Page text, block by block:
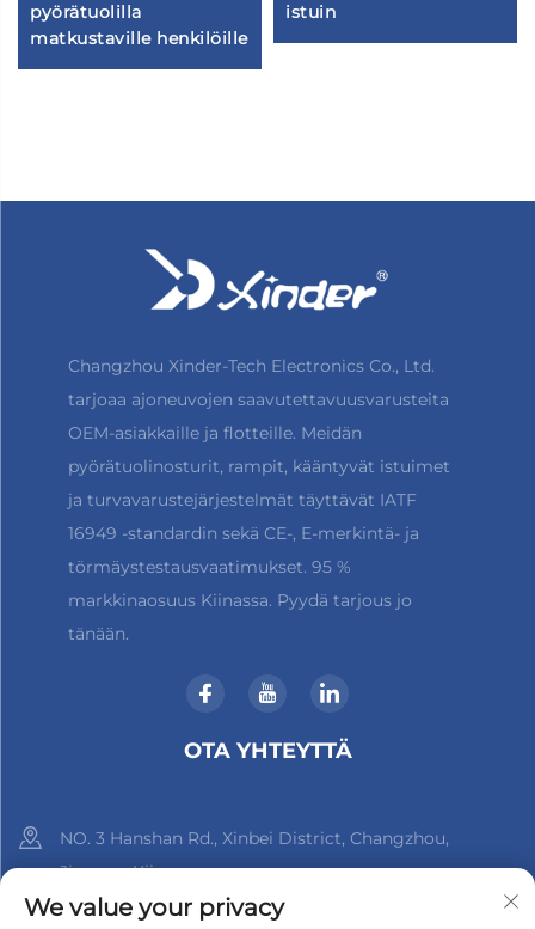
pyörätuolilla
matkustaville henkilöille
istuin
Changzhou Xinder-Tech Electronics Co., Ltd.
tarjoaa ajoneuvojen saavutettavuusvarusteita
OEM-asiakkaille ja flotteille. Meidän
pyörätuolinosturit, rampit, kääntyvät istuimet
ja turvavarustejärjestelmät täyttävät IATF
16949 -standardin sekä CE-, E-merkintä- ja
törmäystestausvaatimukset. 95 %
markkinaosuus Kiinassa. Pyydä tarjous jo
tänään.
OTA YHTEYTTÄ
NO. 3 Hanshan Rd., Xinbei District, Changzhou,
Jiangsu, Kiina
We value your privacy